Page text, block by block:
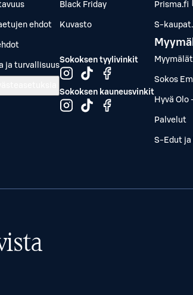
ehdot
ja turvallisuus
Black Friday
Kuvasto
Sokoksen tyylivinkit
Sokoksen kauneusvinkit
Prisma.fi
S-
Myymälät
Sokos
Hyvä
Palvelut
S-Edut ja